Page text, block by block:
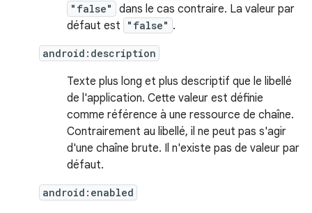
"false"
dans le cas contraire. La valeur par
défaut est
"false" .
android:description
Texte plus long et plus descriptif que le libellé
de l'application. Cette valeur est définie
comme référence à une ressource de chaîne.
Contrairement au libellé, il ne peut pas s'agir
d'une chaîne brute. Il n'existe pas de valeur par
défaut.
android:enabled